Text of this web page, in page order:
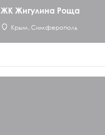
ЖК Жигулина Роща
Крым, Симферополь